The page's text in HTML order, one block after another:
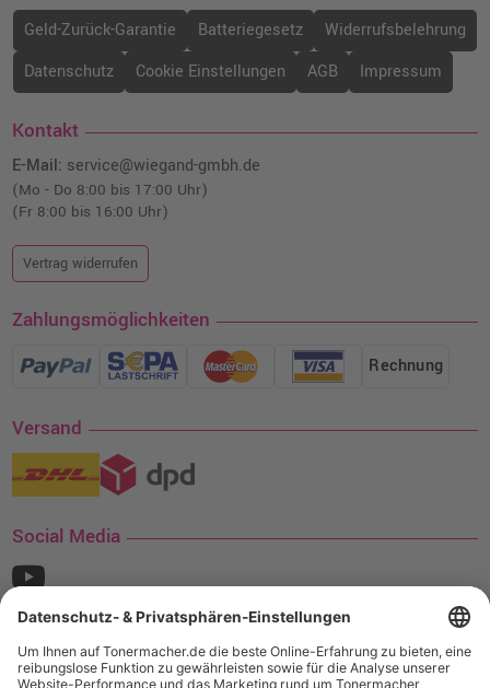
Geld-Zurück-Garantie Batteriegesetz
Widerrufsbelehrung
Datenschutz
Cookie Einstellungen AGB Impressum
Kontakt
E-Mail: service@wiegand-gmbh.de
(Mo - Do 8:00 bis 17:00 Uhr)
(Fr 8:00 bis 16:00 Uhr)
Vertrag widerrufen
Zahlungsmöglichkeiten
Rechnung
Versand
Social Media
¹ Nur gültig für den Versand innerhalb Deutschlands. Befindet sich ein Warenwert
von mindestens 35€ (inkl. Mwst.) an Ampertec Artikeln in Ihrem Warenkorb, ist der
Versand für Sie kostenfrei.